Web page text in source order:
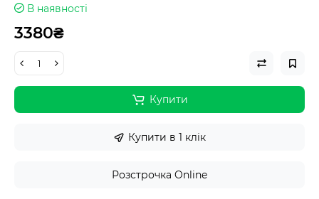
В наявності
3380₴
Купити
Купити в 1 клік
Розстрочка Online